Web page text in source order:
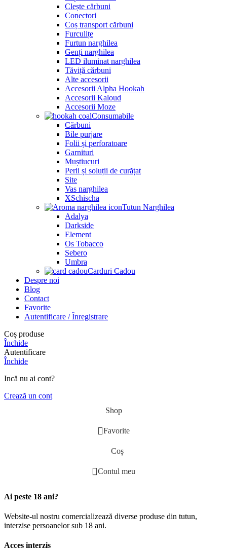
Clește cărbuni
Conectori
Coș transport cărbuni
Furculițe
Furtun narghilea
Genți narghilea
LED iluminat narghilea
Tăviță cărbuni
Alte accesorii
Accesorii Alpha Hookah
Accesorii Kaloud
Accesorii Moze
Consumabile
Cărbuni
Bile purjare
Folii și perforatoare
Garnituri
Muștiucuri
Perii și soluții de curățat
Site
Vas narghilea
XSchischa
Tutun Narghilea
Adalya
Darkside
Element
Os Tobacco
Sebero
Umbra
Carduri Cadou
Despre noi
Blog
Contact
Favorite
Autentificare / Înregistrare
Coș produse
Închide
Autentificare
Închide
Incă nu ai cont?
Crează un cont
Shop
Favorite
Coș
Contul meu
Ai peste 18 ani?
Website-ul nostru comercializează diverse produse din tutun,
interzise persoanelor sub 18 ani.
Acces interzis